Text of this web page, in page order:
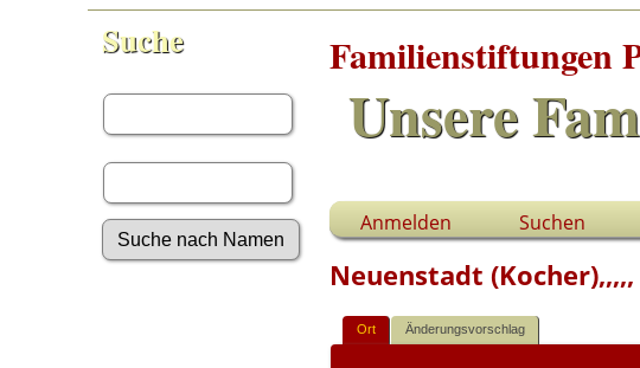
Suche Familienstiftungen
Unsere
Anmelden Suchen
Neuenstadt (Kocher),,,,,
Ort Änderungsvorschlag